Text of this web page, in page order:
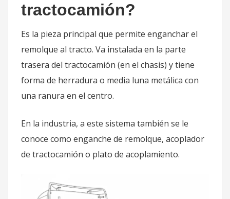
tractocamión?
Es la pieza principal que permite enganchar el
remolque al tracto. Va instalada en la parte
trasera del tractocamión (en el chasis) y tiene
forma de herradura o media luna metálica con
una ranura en el centro.
En la industria, a este sistema también se le
conoce como enganche de remolque, acoplador
de tractocamión o plato de acoplamiento.